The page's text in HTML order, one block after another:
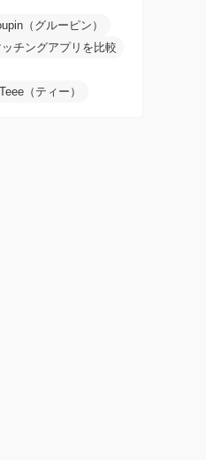
（グルーピン）
ッチングアプリを比較
（ティー）